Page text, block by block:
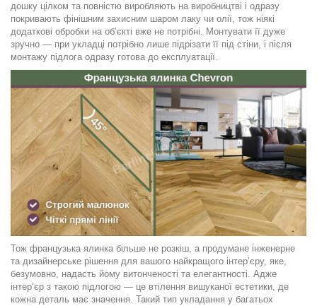
дошку цілком та повністю виробляють на виробництві і одразу
покривають фінішним захисним шаром лаку чи олії, тож ніякі
додаткові обробки на об’єкті вже не потрібні. Монтувати її дуже
зручно — при укладці потрібно лише підрізати її під стіни, і після
монтажу підлога одразу готова до експлуатації.
Тож французька ялинка більше не розкіш, а продумане інженерне
та дизайнерське рішення для вашого найкращого інтер’єру, яке,
безумовно, надасть йому витонченості та елегантності. Адже
інтер’єр з такою підлогою — це втілення вишуканої естетики, де
кожна деталь має значення. Такий тип укладання у багатьох